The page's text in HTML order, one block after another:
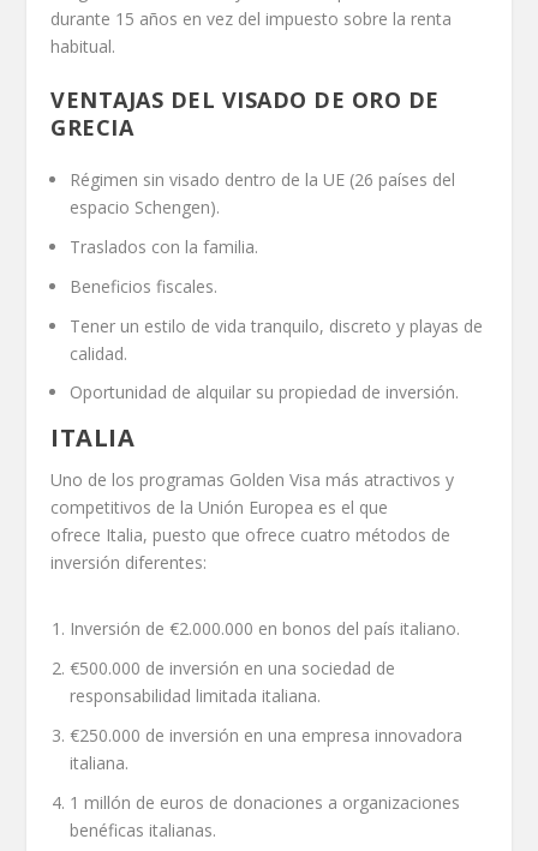
durante 15 años en vez del impuesto sobre la renta
habitual.
VENTAJAS DEL VISADO DE ORO DE
GRECIA
Régimen sin visado dentro de la UE (26 países del
espacio Schengen).
Traslados con la familia.
Beneficios fiscales.
Tener un estilo de vida tranquilo, discreto y playas de
calidad.
Oportunidad de alquilar su propiedad de inversión.
ITALIA
Uno de los programas Golden Visa más atractivos y
competitivos de la Unión Europea es el que
ofrece Italia, puesto que ofrece cuatro métodos de
inversión diferentes:
Inversión de €2.000.000 en bonos del país italiano.
€500.000 de inversión en una sociedad de
responsabilidad limitada italiana.
€250.000 de inversión en una empresa innovadora
italiana.
1 millón de euros de donaciones a organizaciones
benéficas italianas.